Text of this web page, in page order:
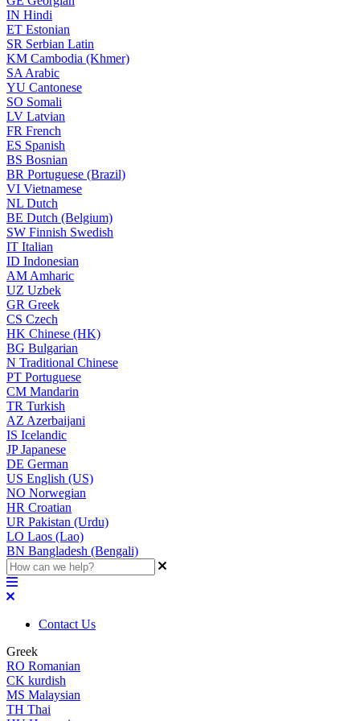
IN Hindi
ET Estonian
SR Serbian Latin
KM Cambodia (Khmer)
SA Arabic
YU Cantonese
SO Somali
LV Latvian
FR French
ES Spanish
BS Bosnian
BR Portuguese (Brazil)
VI Vietnamese
NL Dutch
BE Dutch (Belgium)
SW Finnish Swedish
IT Italian
ID Indonesian
AM Amharic
UZ Uzbek
GR Greek
CS Czech
HK Chinese (HK)
BG Bulgarian
N Traditional Chinese
PT Portuguese
CM Mandarin
TR Turkish
AZ Azerbaijani
IS Icelandic
JPJapanese
DE German
US English (US)
NO Norwegian
HR Croatian
UR Pakistan (Urdu)
LO Laos (Lao)
BN Bangladesh (Bengali)
Contact Us
Greek
RO Romanian
CK kurdish
MS Malaysian
TH Thai